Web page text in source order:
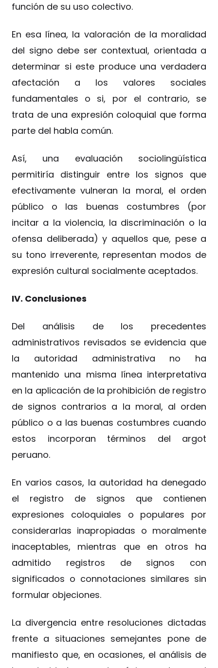
función de su uso colectivo.
En esa línea, la valoración de la moralidad
del signo debe ser contextual, orientada a
determinar si este produce una verdadera
afectación a los valores sociales
fundamentales o si, por el contrario, se
trata de una expresión coloquial que forma
parte del habla común.
Así, una evaluación sociolingüística
permitiría distinguir entre los signos que
efectivamente vulneran la moral, el orden
público o las buenas costumbres (por
incitar a la violencia, la discriminación o la
ofensa deliberada) y aquellos que, pese a
su tono irreverente, representan modos de
expresión cultural socialmente aceptados.
IV. Conclusiones
Del análisis de los precedentes
administrativos revisados se evidencia que
la autoridad administrativa no ha
mantenido una misma línea interpretativa
en la aplicación de la prohibición de registro
de signos contrarios a la moral, al orden
público o a las buenas costumbres cuando
estos incorporan términos del argot
peruano.
En varios casos, la autoridad ha denegado
el registro de signos que contienen
expresiones coloquiales o populares por
considerarlas inapropiadas o moralmente
inaceptables, mientras que en otros ha
admitido registros de signos con
significados o connotaciones similares sin
formular objeciones.
La divergencia entre resoluciones dictadas
frente a situaciones semejantes pone de
manifiesto que, en ocasiones, el análisis de